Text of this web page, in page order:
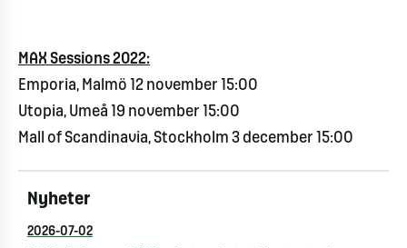
MAX Sessions 2022:
Emporia, Malmö 12 november 15:00
Utopia, Umeå 19 november 15:00
Mall of Scandinavia, Stockholm 3 december 15:00
Nyheter
2026-07-02